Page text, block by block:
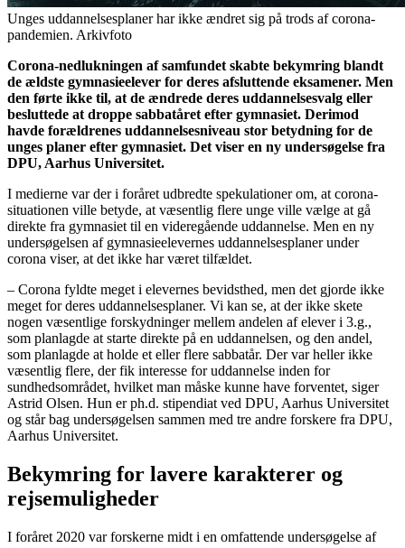
Unges uddannelsesplaner har ikke ændret sig på trods af corona-
pandemien. Arkivfoto
Corona-nedlukningen af samfundet skabte bekymring blandt
de ældste gymnasieelever for deres afsluttende eksamener. Men
den førte ikke til, at de ændrede deres uddannelsesvalg eller
besluttede at droppe sabbatåret efter gymnasiet. Derimod
havde forældrenes uddannelsesniveau stor betydning for de
unges planer efter gymnasiet. Det viser en ny undersøgelse fra
DPU, Aarhus Universitet.
I medierne var der i foråret udbredte spekulationer om, at corona-
situationen ville betyde, at væsentlig flere unge ville vælge at gå
direkte fra gymnasiet til en videregående uddannelse. Men en ny
undersøgelsen af gymnasieelevernes uddannelsesplaner under
corona viser, at det ikke har været tilfældet.
– Corona fyldte meget i elevernes bevidsthed, men det gjorde ikke
meget for deres uddannelsesplaner. Vi kan se, at der ikke skete
nogen væsentlige forskydninger mellem andelen af elever i 3.g.,
som planlagde at starte direkte på en uddannelsen, og den andel,
som planlagde at holde et eller flere sabbatår. Der var heller ikke
væsentlig flere, der fik interesse for uddannelse inden for
sundhedsområdet, hvilket man måske kunne have forventet, siger
Astrid Olsen. Hun er ph.d. stipendiat ved DPU, Aarhus Universitet
og står bag undersøgelsen sammen med tre andre forskere fra DPU,
Aarhus Universitet.
Bekymring for lavere karakterer og
rejsemuligheder
I foråret 2020 var forskerne midt i en omfattende undersøgelse af